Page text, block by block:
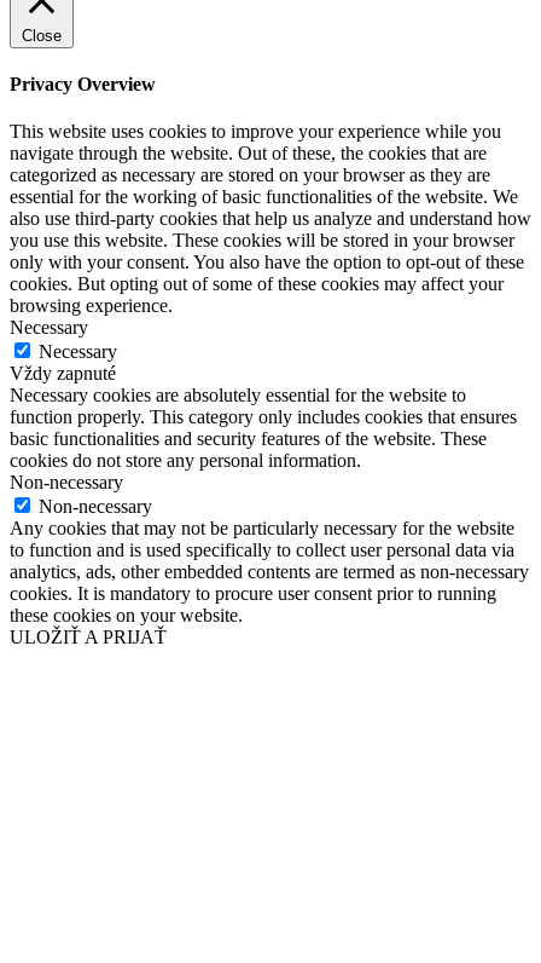
Close
Privacy Overview
This website uses cookies to improve your experience while you
navigate through the website. Out of these, the cookies that are
categorized as necessary are stored on your browser as they are
essential for the working of basic functionalities of the website. We
also use third-party cookies that help us analyze and understand how
you use this website. These cookies will be stored in your browser
only with your consent. You also have the option to opt-out of these
cookies. But opting out of some of these cookies may affect your
browsing experience.
Necessary
Necessary
Vždy zapnuté
Necessary cookies are absolutely essential for the website to
function properly. This category only includes cookies that ensures
basic functionalities and security features of the website. These
cookies do not store any personal information.
Non-necessary
Non-necessary
Any cookies that may not be particularly necessary for the website
to function and is used specifically to collect user personal data via
analytics, ads, other embedded contents are termed as non-necessary
cookies. It is mandatory to procure user consent prior to running
these cookies on your website.
ULOŽIŤ A PRIJAŤ